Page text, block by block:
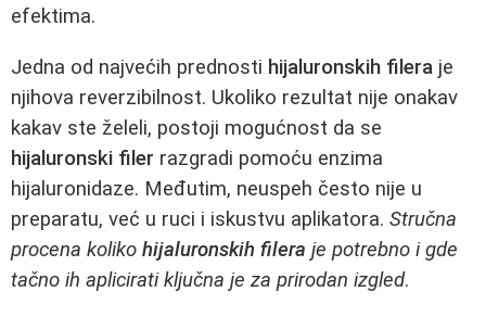
efektima.
Jedna od najvećih prednosti hijaluronskih filera je
njihova reverzibilnost. Ukoliko rezultat nije onakav
kakav ste želeli, postoji mogućnost da se
hijaluronski filer razgradi pomoću enzima
hijaluronidaze. Međutim, neuspeh često nije u
preparatu, već u ruci i iskustvu aplikatora. Stručna
procena koliko hijaluronskih filera je potrebno i gde
tačno ih aplicirati ključna je za prirodan izgled.